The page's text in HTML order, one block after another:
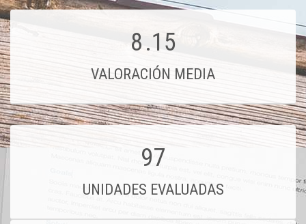
8.15
VALORACIÓN MEDIA
97
UNIDADES EVALUADAS